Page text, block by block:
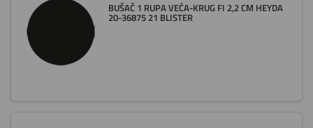
BUŠAČ 1 RUPA VEĆA-KRUG FI 2,2 CM HEYDA
20-36875 21 BLISTER